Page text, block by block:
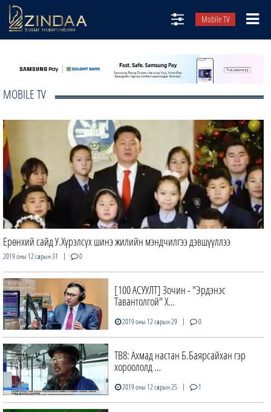
Mobile TV
ТВ8
ӨГЛӨӨНИЙ СОНИН
АУДИО ЗОХИОЛ
ЗИНДАА СЭТГҮҮЛ
MOBILE TV
Ерөнхий сайд У.Хүрэлсүх шинэ жилийн мэндчилгээ дэвшүүллээ
2019 оны 12 сарын 31 | 0
[100 АСУУЛТ] Зочин - "Эрдэнэс
Тавантолгой" Х…
2019 оны 12 сарын 29 | 0
ТВ8: Ахмад настан Б.Баярсайхан гэр
хороололд …
2019 оны 12 сарын 25 | 1